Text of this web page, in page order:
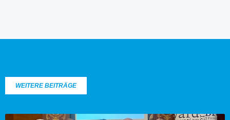
WEITERE BEITRÄGE